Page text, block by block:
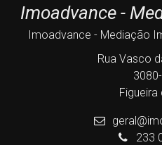
Imoadvance -
Imoadvance - Mediação
Rua Vasco
Figueira
233